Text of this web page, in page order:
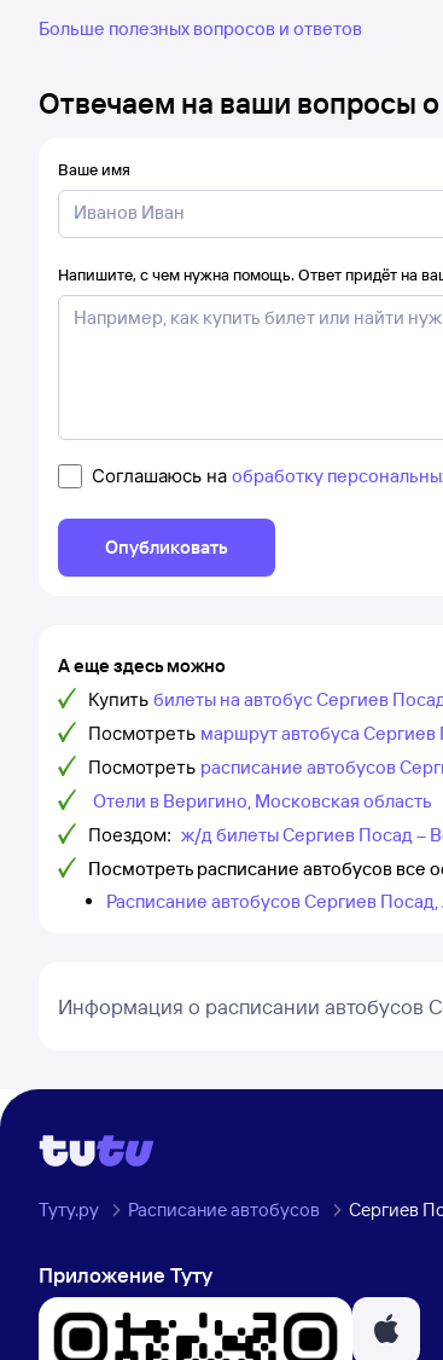
Больше полезных вопросов и ответов
Отвечаем на ваши вопросы о
Ваше имя
Напишите, с чем нужна помощь. Ответ придёт на
Соглашаюсь на обработку
Опубликовать
А еще здесь можно
Купить билеты на автобус Сергиев
Посмотреть маршрут автобуса
Посмотреть расписание автобусов
Отели в Веригино, Московская область
Поездом: ж/д билеты Сергиев Посад –
Посмотреть расписание автобусов все
Расписание автобусов Сергиев
Информация о расписании автобусов
Туту.ру Расписание автобусов Сергиев
Приложение Туту